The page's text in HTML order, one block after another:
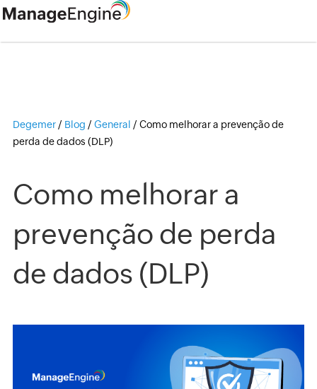
Degemer / Blog / General / Como melhorar a prevenção de
perda de dados (DLP)
Como melhorar a
prevenção de perda
de dados (DLP)